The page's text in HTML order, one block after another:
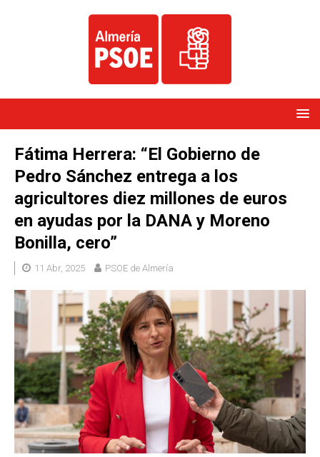
Fátima Herrera: “El Gobierno de
Pedro Sánchez entrega a los
agricultores diez millones de euros
en ayudas por la DANA y Moreno
Bonilla, cero”
11 Abr, 2025 PSOE de Almería